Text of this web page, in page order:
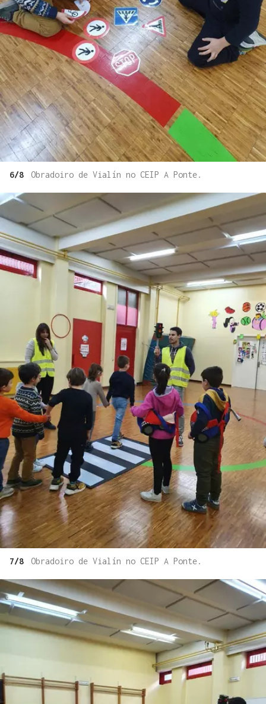
6/8 Obradoiro de Vialín no CEIP A Ponte.
7/8 Obradoiro de Vialín no CEIP A Ponte.